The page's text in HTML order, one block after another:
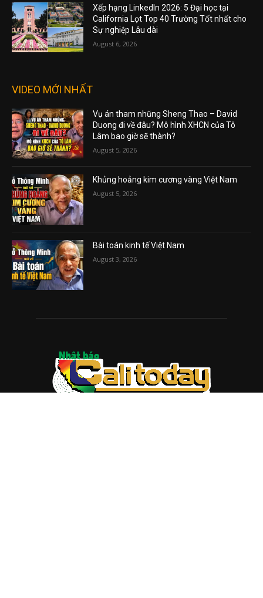
Xếp hạng LinkedIn 2026: 5 Đại học tại
California Lọt Top 40 Trường Tốt nhất cho
Sự nghiệp Lâu dài
August 6, 2026
VIDEO MỚI NHẤT
Vụ án tham nhũng Sheng Thao – David
Duong đi về đâu? Mô hình XHCN của Tô
Lâm bao giờ sẽ thành?
August 5, 2026
Khủng hoảng kim cương vàng Việt Nam
August 5, 2026
Bài toán kinh tế Việt Nam
August 3, 2026